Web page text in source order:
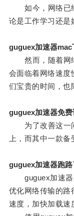
如今，网络已经
论是工作学习还是
guguex加速器mac
然而，随着网络
会面临着网络速度
们宝贵的时间，也
guguex加速器免费
为了改善这一问
上，而其中一款
guguex加速器跑路
guguex加速器
优化网络传输的路
速度，加快加载速